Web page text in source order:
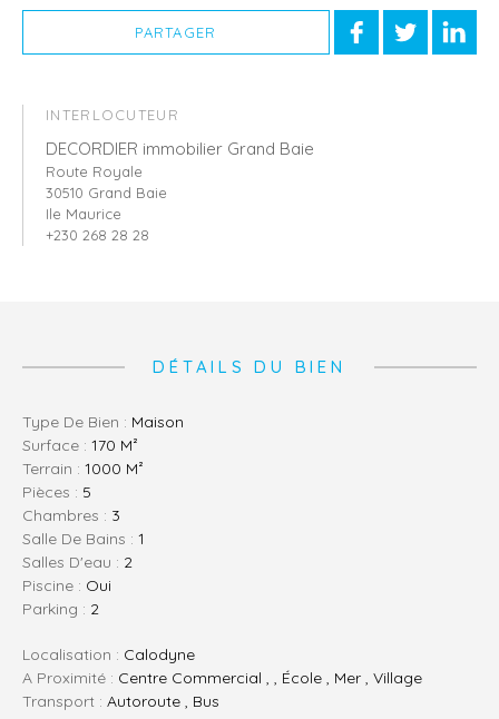
PARTAGER
INTERLOCUTEUR
DECORDIER immobilier Grand Baie
Route Royale
30510 Grand Baie
Ile Maurice
+230 268 28 28
DÉTAILS DU BIEN
Type De Bien : Maison
Surface : 170 M²
Terrain : 1000 M²
Pièces : 5
Chambres : 3
Salle De Bains : 1
Salles D'eau : 2
Piscine : Oui
Parking : 2
Localisation : Calodyne
A Proximité : Centre Commercial , , École , Mer , Village
Transport : Autoroute , Bus